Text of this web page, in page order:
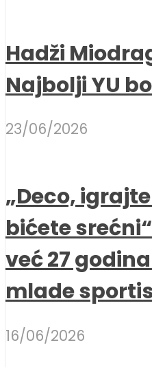
Hadži
Najbolji YU
23/06/2026
„Deco,
bićete
već 27
mlade
16/06/2026